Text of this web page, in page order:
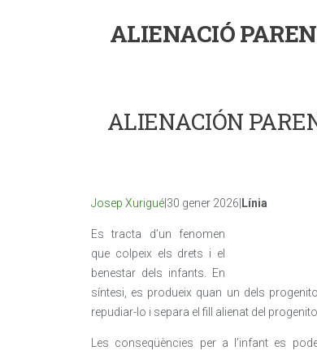
ALIENACIÓ
ALIENACIÓN
Josep Xurigué |30 gener 2026| Línia
Es tracta d’un fenomen
que colpeix els drets i el
benestar dels infants. En
síntesi, es produeix quan un dels
repudiar-lo i separa el fill alienat del
Les conseqüències per a l’infant es